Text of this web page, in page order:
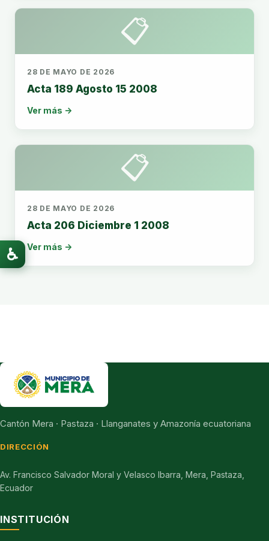
📋
28 DE MAYO DE 2026
Acta 189 Agosto 15 2008
Ver más →
📋
28 DE MAYO DE 2026
Acta 206 Diciembre 1 2008
Ver más →
Cantón Mera · Pastaza · Llanganates y Amazonía ecuatoriana
DIRECCIÓN
Av. Francisco Salvador Moral y Velasco Ibarra, Mera, Pastaza,
Ecuador
INSTITUCIÓN
♿